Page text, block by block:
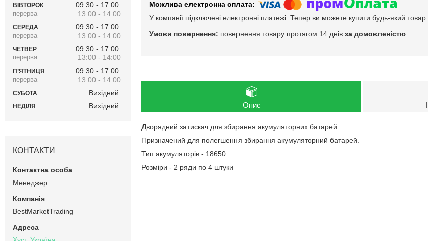
У компанії підключені електронні платежі. Тепер ви можете купити будь-який
повернення товару протягом 14 днів за домовленістю
Опис
Дворядний затискач для збирання акумуляторних батарей.
Призначений для полегшення збирання акумуляторний батарей.
Тип акумуляторів - 18650
Розміри - 2 ряди по 4 штуки
ВІВТОРОК 09:30
17:00
13:00
14:00
СЕРЕДА 09:30
17:00
13:00
14:00
ЧЕТВЕР 09:30
17:00
13:00
14:00
ПʼЯТНИЦЯ 09:30
17:00
13:00
14:00
СУБОТА Вихідний
НЕДІЛЯ Вихідний
КОНТАКТИ
Менеджер
BestMarketTrading